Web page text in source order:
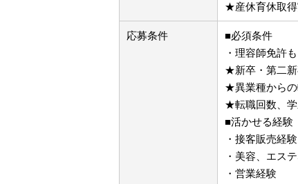
★産休育休取得
応募条件
■必須条件
・理容師免許
★新卒・第二
★異業種から
★転職回数、学
■活かせる経験
・接客販売経験
・美容、エス
・営業経験